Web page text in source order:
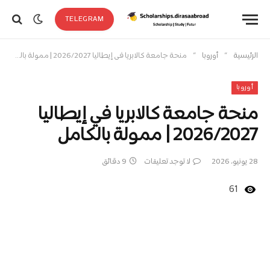
TELEGRAM
الرئيسية » أوروبا » منحة جامعة كالابريا في إيطاليا 2026/2027 | ممولة بالكامل
أوروبا
منحة جامعة كالابريا في إيطاليا
2026/2027 | ممولة بالكامل
28 يونيو، 2026 لا توجد تعليقات 9 دقائق
61